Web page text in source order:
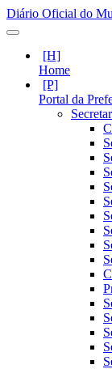
Diário Oficial do
Home
Portal da